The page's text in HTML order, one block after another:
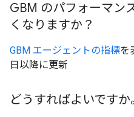
GBM のパフォーマン
くなりますか？
GBM エージェントの指標を
日以降に更新
どうすればよいですか